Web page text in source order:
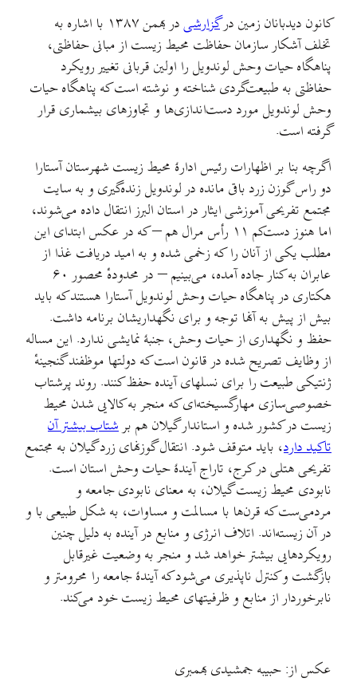
کانون دیدبانان زمین درگزارشی
در بهمن ۱۳۸۷ با اشاره به
تخلف آشکار سازمان حفاظت محیط زیست از مبانی حفاظتی،
پناهگاه حیات وحش لوندویل را اولین قربانی تغییر رویکرد
حفاظتی به طبیعت‌گردی شناخته و نوشته است که پناهگاه حیات
وحش لوندویل مورد دست‌اندازی‌ها و تجاوزهای بیشماری قرار
گرفته است.
اگرچه بنا بر اظهارات رئیس ادارهٔ محیط زیست شهرستان آستارا
دو راس گوزن زرد باقی مانده در لوندویل زنده‌گیری و به سایت
مجتمع تفریحی آموزشی ایثار در استان البرز انتقال داده می‌شوند،
اما هنوز دست‌کم ۱۱ رأس مرال هم – که در عکس ابتدای این
مطلب یکی از آنان را که زخمی شده و به امید دریافت غذا از
عابران به کنار جاده آمده، می‌بینیم – در محدوده‌ٔ محصور ۶۰
هکتاری در پناهگاه حیات وحش لوندویل آستارا هستند که باید
بیش از پیش به آنها توجه و برای نگهداریشان برنامه داشت.
حفظ و نگهداری از حیات وحش، جنبهٔ نمایشی ندارد. این مساله
از وظایف تصریح شده در قانون است که دولتها موظفند گنجینه‌ٔ
ژنتیکی طبیعت را برای نسلهای آینده حفظ کنند. روند پرشتاب
خصوصی‌سازی مهارگسیخته‌ای که منجر به کالایی شدن محیط
زیست در کشور شده و استاندار گیلان هم بر شتاب بیشتر آن
تاکید دارد، باید متوقف شود. انتقال گوزنهای زرد گیلان به مجتمع
تفریحی هتلی در کرج، تاراج آیندهٔ حیات وحش استان است.
نابودی محیط زیست گیلان، به معنای نابودی جامعه و
مردمی‌ست که قرن‌ها با مسالمت و مساوات، به شکل طبیعی با و
در آن زیسته‌اند. اتلاف انرژی و منابع در آینده به دلیل چنین
رویکردهایی بیشتر خواهد شد و منجر به وضعیت غیرقابل
بازگشت و کنترل ناپذیری می‌شود که آیندهٔ جامعه را محرومتر و
نابرخوردار از منابع و ظرفیتهای محیط زیست خود می‌کند.
عکس از: حبیبه جمشیدی بهمبری